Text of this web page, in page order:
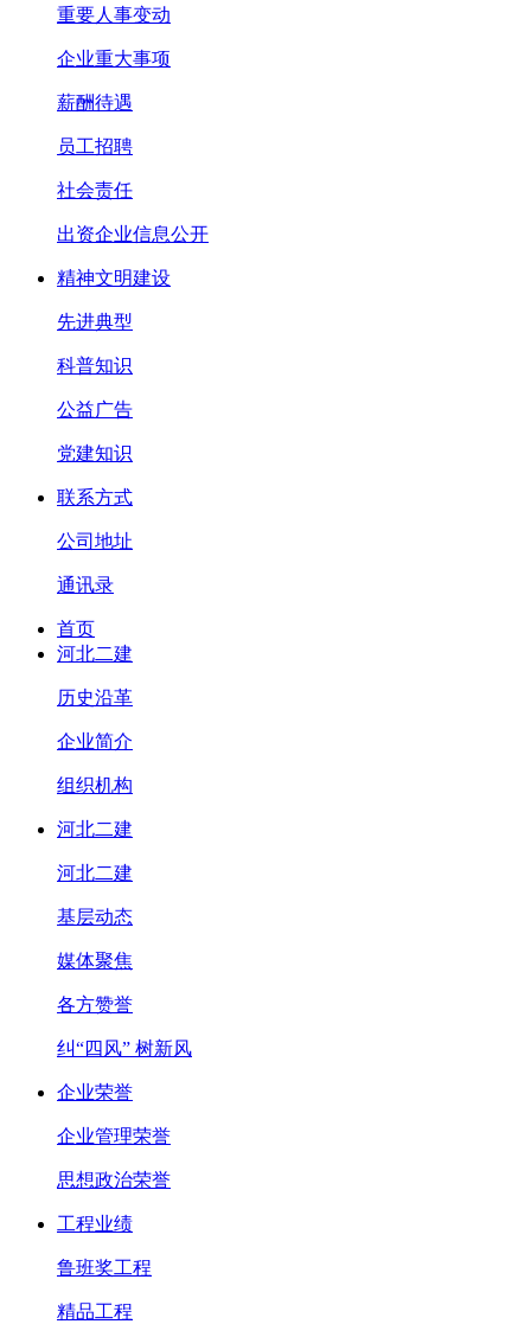
重要人事变动
企业重大事项
薪酬待遇
员工招聘
社会责任
出资企业信息公开
精神文明建设
先进典型
科普知识
公益广告
党建知识
联系方式
公司地址
通讯录
首页
河北二建
历史沿革
企业简介
组织机构
河北二建
河北二建
基层动态
媒体聚焦
各方赞誉
纠“四风” 树新风
企业荣誉
企业管理荣誉
思想政治荣誉
工程业绩
鲁班奖工程
精品工程